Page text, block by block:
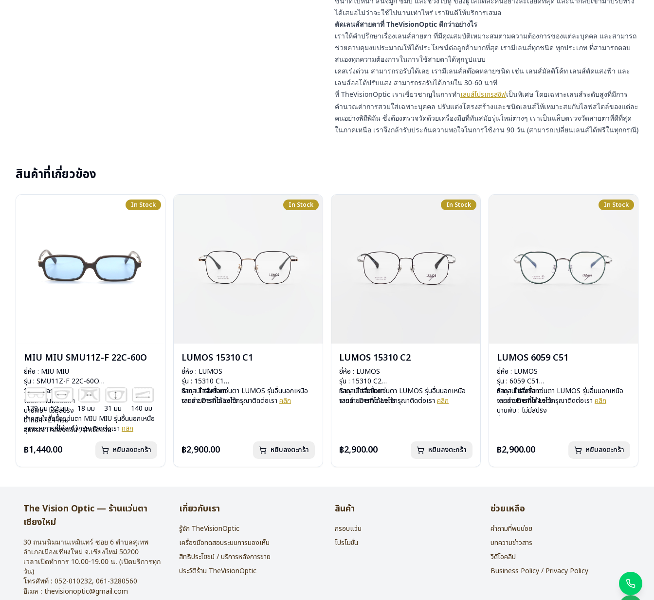
ได้เสมอไม่ว่าจะใช้ไปนานเท่าไหร่ เรายินดีให้บริการเสมอ
ตัดเลนส์สายตาที่ TheVisionOptic ดีกว่าอย่างไร
เราให้คำปรึกษาเรื่องเลนส์สายตา ที่มีคุณสมบัติเหมาะสมตามความต้องการของแต่ละบุคคล และสามารถ
ช่วยควบคุมงบประมาณให้ได้ประโยชน์ต่อลูกค้ามากที่สุด เรามีเลนส์ทุกชนิด ทุกประเภท ที่สามารถตอบ
สนองทุกความต้องการในการใช้สายตาได้ทุกรูปแบบ
เคสเร่งด่วน สามารถรอรับได้เลย เรามีเลนส์สต๊อคหลายชนิด เช่น เลนส์มัลติโค้ท เลนส์ตัดแสงฟ้า และ
เลนส์ออโต้ปรับแสง สามารถรอรับได้ภายใน 30-60 นาที
ที่ TheVisionOptic เราเชี่ยวชาญในการทำเลนส์โปรเกรสซีฟเป็นพิเศษ โดยเฉพาะเลนส์ระดับสูงที่มีการ
คำนวณค่าการสวมใส่เฉพาะบุคคล ปรับแต่งโครงสร้างและชนิดเลนส์ให้เหมาะสมกับไลฟสไตล์ของแต่ละ
คนอย่างพิถีพิถัน ซึ่งต้องตรวจวัดด้วยเครื่องมือที่ทันสมัยรุ่นใหม่ต่างๆ เราเป็นแล็บตรวจวัดสายตาที่ดีที่สุด
ในภาคเหนือ เราจึงกล้ารับประกันความพอใจในการใช้งาน 90 วัน (สามารถเปลี่ยนเลนส์ได้ฟรีในทุกกรณี)
สินค้าที่เกี่ยวข้อง
In Stock
MIU MIU SMU11Z-F 22C-60O
ยี่ห้อ : MIU MIU
รุ่น : SMU11Z-F 22C-60O
วัสดุ : Plastic
เลนส์ : กันแดดสีฟ้า
บานพับ : ไม่มีสปริง
น้ำหนัก : 24 กรัม
อุปกรณ์ : กล่องแว่น , ผ้าเช็ดแว่น
139 มม 52 มม 18 มม 31 มม
140 มม
หากสนใจสั่งชื้อแว่นตา MIU MIU รุ่นอื่นนอกเหนือ
จากรายการที่ได้ลงไว้กรุณาติดต่อเรา คลิก
฿1,440.00 หยิบลงตะกร้า
In Stock
LUMOS 15310 C1
ยี่ห้อ : LUMOS
รุ่น : 15310 C1
วัสดุ : Titanium
เลนส์ : Demo Lens
หากสนใจสั่งชื้อแว่นตา LUMOS รุ่นอื่นนอกเหนือ
จากรายการที่ได้ลงไว้กรุณาติดต่อเรา คลิก
฿2,900.00 หยิบลงตะกร้า
In Stock
LUMOS 15310 C2
ยี่ห้อ : LUMOS
รุ่น : 15310 C2
วัสดุ : Titanium
เลนส์ : Demo Lens
หากสนใจสั่งชื้อแว่นตา LUMOS รุ่นอื่นนอกเหนือ
จากรายการที่ได้ลงไว้กรุณาติดต่อเรา คลิก
฿2,900.00 หยิบลงตะกร้า
In Stock
LUMOS 6059 C51
ยี่ห้อ : LUMOS
รุ่น : 6059 C51
วัสดุ : Titanium
เลนส์ : Demo Lens
บานพับ : ไม่มีสปริง
หากสนใจสั่งชื้อแว่นตา LUMOS รุ่นอื่นนอกเหนือ
จากรายการที่ได้ลงไว้กรุณาติดต่อเรา คลิก
฿2,900.00 หยิบลงตะกร้า
The Vision Optic — ร้านแว่นตา
เชียงใหม่
30 ถนนนิมมานเหมินทร์ ซอย 6 ตำบลสุเทพ
อำเภอเมืองเชียงใหม่ จ.เชียงใหม่ 50200
เวลาเปิดทำการ 10.00-19.00 น. (เปิดบริการทุก
วัน)
โทรศัพท์ : 052-010232, 061-3280560
อีเมล : thevisionoptic@gmail.com
เกี่ยวกับเรา
รู้จัก TheVisionOptic
เครื่องมือทดสอบระบบการมองเห็น
สิทธิประโยชน์ / บริการหลังการขาย
ประวัติร้าน TheVisionOptic
สินค้า
กรอบแว่น
โปรโมชั่น
ช่วยเหลือ
คำถามที่พบบ่อย
บทความข่าวสาร
วิดีโอคลิป
Business Policy / Privacy Policy